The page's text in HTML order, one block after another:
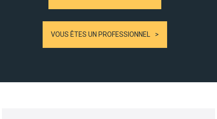
VOUS ÊTES UN PROFESSIONNEL